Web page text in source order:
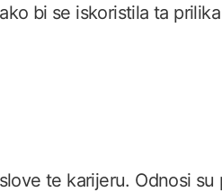
bi se iskoristila ta
te karijeru. Odnosi su